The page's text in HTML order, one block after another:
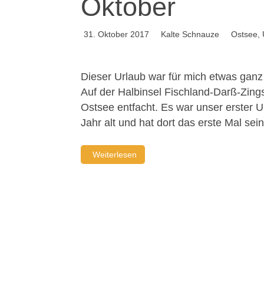
Oktober
31. Oktober 2017 Kalte Schnauze Ostsee
Dieser Urlaub war für mich etwas
Auf der Halbinsel Fischland-Darß-
Ostsee entfacht. Es war unser erster
Jahr alt und hat dort das erste Mal
Weiterlesen